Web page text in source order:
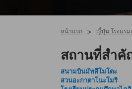
หน้าแรก > ญี่ปุ่น โรงแรม
สถานที่สำคั
สนามบินมัทสึโมโตะ
สวนอะกาตาโนะโมริ